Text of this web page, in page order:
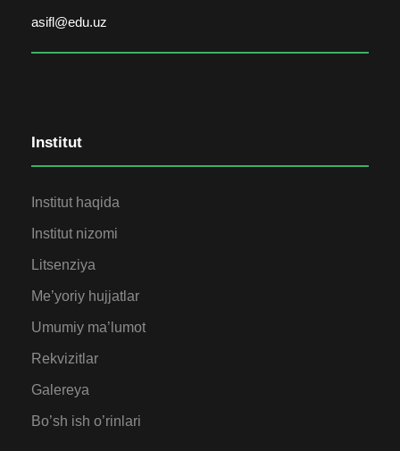
asifl@edu.uz
Institut
Institut haqida
Institut nizomi
Litsenziya
Me’yoriy hujjatlar
Umumiy ma’lumot
Rekvizitlar
Galereya
Bo’sh ish o’rinlari